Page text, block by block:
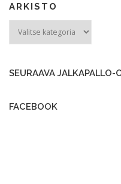
ARKISTO
SEURAAVA JALKAPALLO-
FACEBOOK